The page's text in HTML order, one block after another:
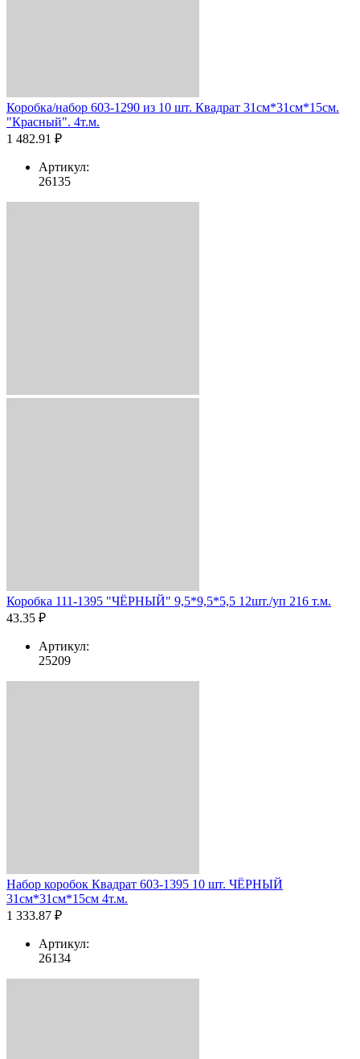
Коробка/набор 603-1290 из 10 шт. Квадрат 31см*31см*15см.
"Красный". 4т.м.
1 482.91 ₽
Артикул:
26135
Коробка 111-1395 "ЧЁРНЫЙ" 9,5*9,5*5,5 12шт./уп 216 т.м.
43.35 ₽
Артикул:
25209
Набор коробок Квадрат 603-1395 10 шт. ЧЁРНЫЙ
31см*31см*15см 4т.м.
1 333.87 ₽
Артикул:
26134